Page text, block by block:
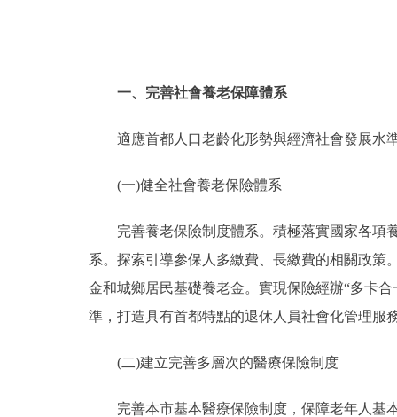
一、完善社會養老保障體系
適應首都人口老齡化形勢與經濟社會發展水準
(一)健全社會養老保險體系
完善養老保險制度體系。積極落實國家各項養
系。探索引導參保人多繳費、長繳費的相關政策
金和城鄉居民基礎養老金。實現保險經辦“多卡
準，打造具有首都特點的退休人員社會化管理服
(二)建立完善多層次的醫療保險制度
完善本市基本醫療保險制度，保障老年人基本